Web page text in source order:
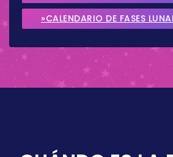
SEPTIEMBRE
»CALENDARIO DE FASES